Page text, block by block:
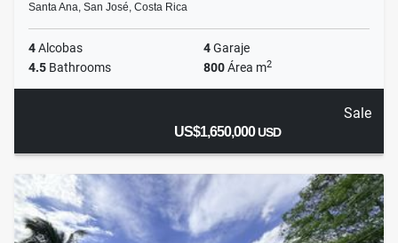
Santa Ana, San José, Costa Rica
4Alcobas 4Garaje
4.5 Bathrooms 800Área m2
Sale
US$1,650,000USD